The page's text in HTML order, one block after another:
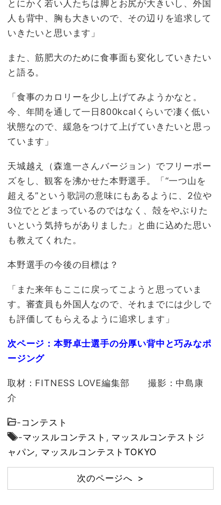
とにかく若い人たちは脚とお尻が大きいし、外国
人も背中、胸も大きいので、その辺りを追求して
いきたいと思います」
また、筋肥大のために食事面も変化していきたい
と語る。
「食事のカロリーを少し上げてみようかなと。
今、年間を通して一日800kcalくらいで凄く低い
状態なので、緩急をつけて上げていきたいと思っ
ています」
天城越え（森進一さんバージョン）でフリーポー
ズをし、観客を沸かせた本野選手。「“一つ山を
超える”という歌詞の意味にもあるように、2位や
3位でとどまっているのではなく、殻をやぶりた
いという気持ちがありました」と曲に込めた思い
も教えてくれた。
本野選手の今後の目標は？
「また来年もここに戻ってこようと思っていま
す。審査員も外国人なので、それまでには少しで
も評価してもらえるように追求します」
次ページ：本野卓士選手の分厚い背中と巧みなポ
ージング
取材：FITNESS LOVE編集部 撮影：中島康
介
-コンテスト
-マッスルコンテスト , マッスルコンテストジ
ャパン, マッスルコンテストTOKYO
次のページへ >